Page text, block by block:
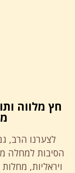
חץ מלווה
לצערנו הרב,
הסיבות למחלה
ויראליות, מחלות